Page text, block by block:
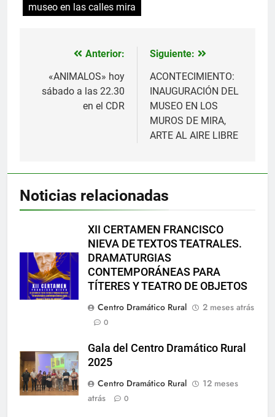
museo en las calles mira
Navegación
entradas
Anterior:
«ANIMALOS» hoy
sábado a las 22.30
en el CDR
Siguiente:
ACONTECIMIENTO:
INAUGURACIÓN DEL
MUSEO EN LOS
MUROS DE MIRA,
ARTE AL AIRE LIBRE
Noticias relacionadas
XII CERTAMEN FRANCISCO
NIEVA DE TEXTOS TEATRALES.
DRAMATURGIAS
CONTEMPORÁNEAS PARA
TÍTERES Y TEATRO DE OBJETOS
Centro Dramático Rural
2 meses atrás
0
Gala del Centro Dramático Rural
2025
Centro Dramático Rural
12 meses
atrás
0